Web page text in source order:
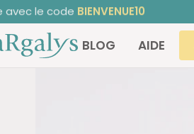
⭐ | +30 000 clients satisfaits
BLOG AIDE